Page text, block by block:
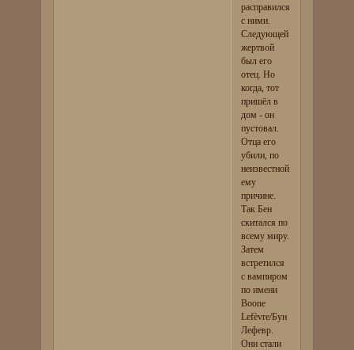
расправился
с ними.
Следующей
жертвой
был его
отец. Но
когда, тот
пришёл в
дом - он
пустовал.
Отца его
убили, по
неизвестной
ему
причине.
Так Бен
скитался по
всему миру.
Затем
встретился
с вампиром
по имени
Boone
Lefèvre/Бун
Лефевр.
Они стали